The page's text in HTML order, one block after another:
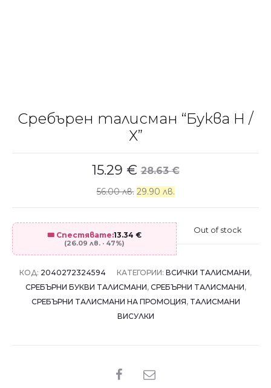
Сребърен талисман “Буква Н /
Х”
28.63€
15.29 €
56.00 лв. 29.90 лв.
🎟️ Спестявате:13.34 €
(26.09 лв. · 47%)
Out of stock
КОД: 2040272324594 КАТЕГОРИИ: ВСИЧКИ ТАЛИСМАНИ,
СРЕБЪРНИ БУКВИ ТАЛИСМАНИ, СРЕБЪРНИ ТАЛИСМАНИ,
СРЕБЪРНИ ТАЛИСМАНИ НА ПРОМОЦИЯ, ТАЛИСМАНИ
ВИСУЛКИ
SHARE